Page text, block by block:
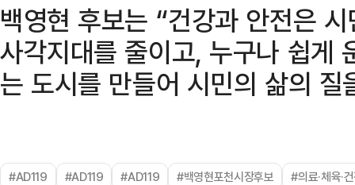
백영현 후보는 “건강과 안전은
사각지대를 줄이고, 누구나 쉽게
는 도시를 만들어 시민의 삶의 질
#AD119 #AD119 #AD119 #백영현포천시장후보 #의료·체육·